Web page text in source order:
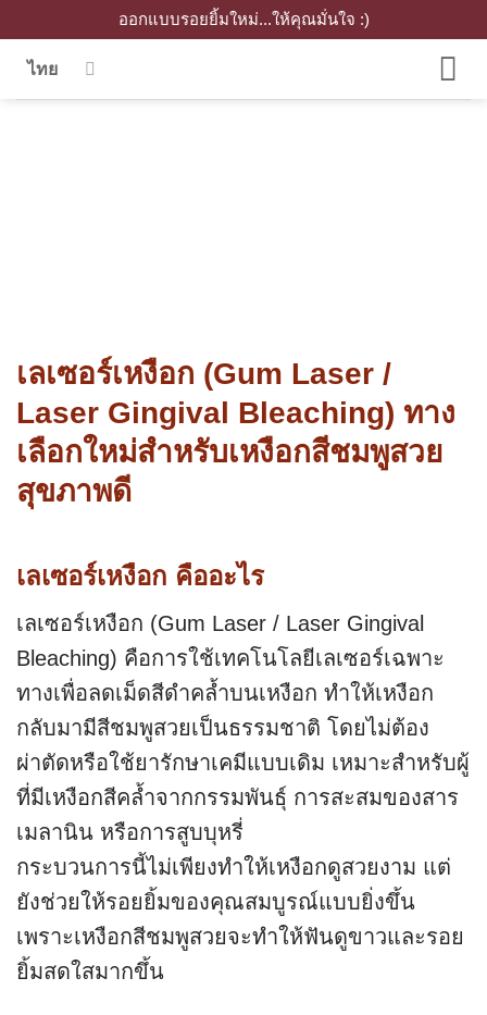
ออกแบบรอยยิ้มใหม่...ให้คุณมั่นใจ :)
ไทย
เลเซอร์เหงือก (Gum Laser /
Laser Gingival Bleaching) ทาง
เลือกใหม่สำหรับเหงือกสีชมพูสวย
สุขภาพดี
เลเซอร์เหงือก คืออะไร
เลเซอร์เหงือก (Gum Laser / Laser Gingival
Bleaching) คือการใช้เทคโนโลยีเลเซอร์เฉพาะ
ทางเพื่อลดเม็ดสีดำคล้ำบนเหงือก ทำให้เหงือก
กลับมามีสีชมพูสวยเป็นธรรมชาติ โดยไม่ต้อง
ผ่าตัดหรือใช้ยารักษาเคมีแบบเดิม เหมาะสำหรับผู้
ที่มีเหงือกสีคล้ำจากกรรมพันธุ์ การสะสมของสาร
เมลานิน หรือการสูบบุหรี่
กระบวนการนี้ไม่เพียงทำให้เหงือกดูสวยงาม แต่
ยังช่วยให้รอยยิ้มของคุณสมบูรณ์แบบยิ่งขึ้น
เพราะเหงือกสีชมพูสวยจะทำให้ฟันดูขาวและรอย
ยิ้มสดใสมากขึ้น